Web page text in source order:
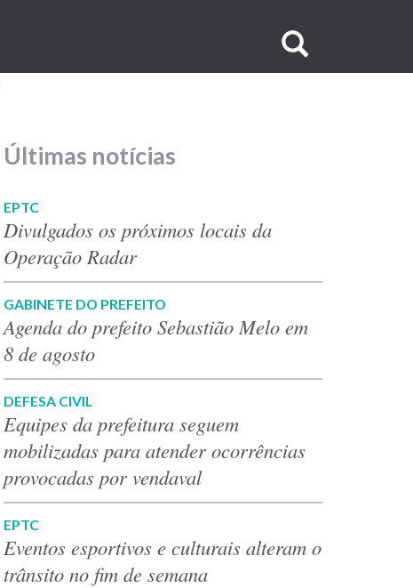
no
Últimas notícias
EPTC
Divulgados os próximos locais da
Operação Radar
GABINETE DO PREFEITO
Agenda do prefeito Sebastião Melo em
8 de agosto
DEFESA CIVIL
Equipes da prefeitura seguem
mobilizadas para atender ocorrências
provocadas por vendaval
EPTC
Eventos esportivos e culturais alteram o
trânsito no fim de semana